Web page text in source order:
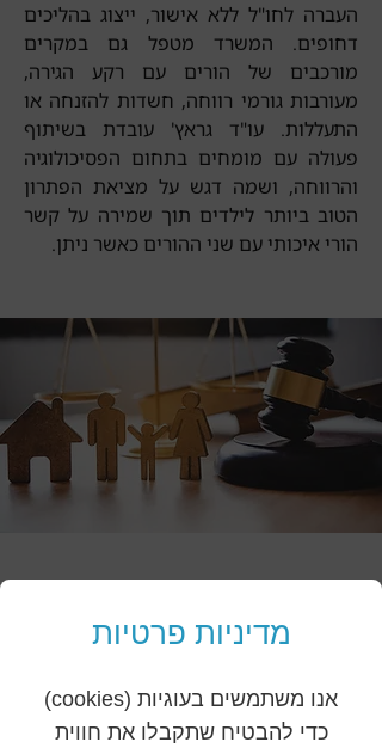
העברה לחו"ל ללא אישור, ייצוג בהליכים
דחופים. המשרד מטפל גם במקרים
מורכבים של הורים עם רקע הגירה,
מעורבות גורמי רווחה, חשדות להזנחה או
התעללות. עו"ד גראץ' עובדת בשיתוף
פעולה עם מומחים בתחום הפסיכולוגיה
והרווחה, ושמה דגש על מציאת הפתרון
הטוב ביותר לילדים תוך שמירה על קשר
הורי איכותי עם שני ההורים כאשר ניתן.
ביותר בחיי אדם, והוא כולל היבטים
משפטיים, כלכליים והוריים משמעותיים.
מדיניות פרטיות
אנו משתמשים בעוגיות (cookies)
כדי להבטיח שתקבלו את חווית